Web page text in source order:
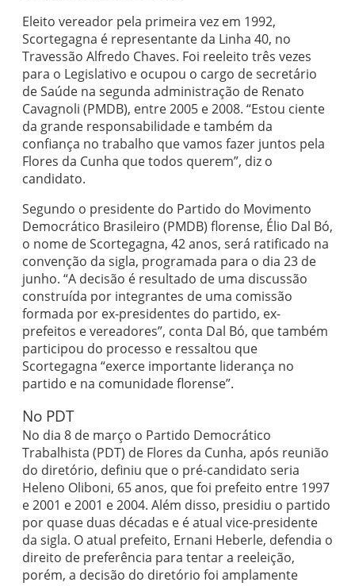
Eleito vereador pela primeira vez em 1992,
Scortegagna é representante da Linha 40, no
Travessão Alfredo Chaves. Foi reeleito três vezes
para o Legislativo e ocupou o cargo de secretário
de Saúde na segunda administração de Renato
Cavagnoli (PMDB), entre 2005 e 2008. “Estou ciente
da grande responsabilidade e também da
confiança no trabalho que vamos fazer juntos pela
Flores da Cunha que todos querem”, diz o
candidato.
Segundo o presidente do Partido do Movimento
Democrático Brasileiro (PMDB) florense, Élio Dal Bó,
o nome de Scortegagna, 42 anos, será ratificado na
convenção da sigla, programada para o dia 23 de
junho. “A decisão é resultado de uma discussão
construída por integrantes de uma comissão
formada por ex-presidentes do partido, ex-
prefeitos e vereadores”, conta Dal Bó, que também
participou do processo e ressaltou que
Scortegagna “exerce importante liderança no
partido e na comunidade florense”.
No PDT
No dia 8 de março o Partido Democrático
Trabalhista (PDT) de Flores da Cunha, após reunião
do diretório, definiu que o pré-candidato seria
Heleno Oliboni, 65 anos, que foi prefeito entre 1997
e 2001 e 2001 e 2004. Além disso, presidiu o partido
por quase duas décadas e é atual vice-presidente
da sigla. O atual prefeito, Ernani Heberle, defendia o
direito de preferência para tentar a reeleição,
porém, a decisão do diretório foi amplamente